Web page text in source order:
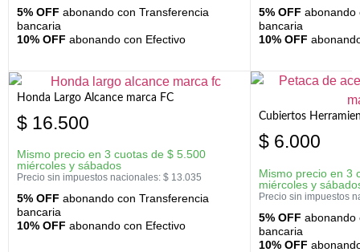
5% OFF abonando con Transferencia
bancaria
10% OFF abonando con Efectivo
5% OFF abonando
bancaria
10% OFF
Honda Largo Alcance marca FC
$ 16.500
Mismo precio en 3 cuotas de $ 5.500
miércoles y sábados
Precio sin impuestos nacionales: $ 13.035
5% OFF abonando con Transferencia
bancaria
10% OFF abonando con Efectivo
Cubiertos
$ 6.000
Mismo precio en 3
miércoles y
Precio sin impuestos
5% OFF abonando
bancaria
10% OFF